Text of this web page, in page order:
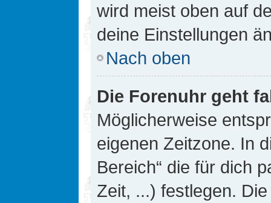
wird meist oben auf
deine Einstellungen
Nach oben
Die Forenuhr geht
Möglicherweise
eigenen Zeitzone. In
Bereich“ die für dich
Zeit, ...) festlegen.